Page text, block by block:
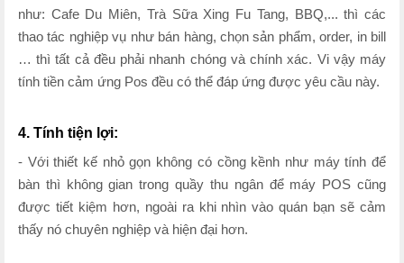
như: Cafe Du Miên, Trà Sữa Xing Fu Tang, BBQ,... thì các
thao tác nghiệp vụ như bán hàng, chọn sản phẩm, order, in bill
… thì tất cả đều phải nhanh chóng và chính xác. Vi vậy máy
tính tiền cảm ứng Pos đều có thể đáp ứng được yêu cầu này.
4. Tính tiện lợi:
- Với thiết kế nhỏ gọn không có cồng kềnh như máy tính để
bàn thì không gian trong quầy thu ngân để máy POS cũng
được tiết kiệm hơn, ngoài ra khi nhìn vào quán bạn sẽ cảm
thấy nó chuyên nghiệp và hiện đại hơn.